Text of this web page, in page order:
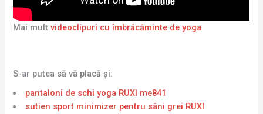
Mai multvideoclipuri cu îmbrăcăminte de yoga
S-ar putea să vă placă și:
pantaloni de schi yoga RUXI me841
sutien sport minimizer pentru sâni grei RUXI